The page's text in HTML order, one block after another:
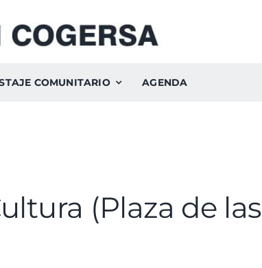
COMUNITARIO AGENDA
(Plaza de las